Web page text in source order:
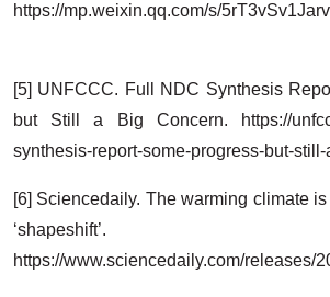
https://mp.weixin.qq.com/s/
[5] UNFCCC. Full NDC Synthesis
but Still a Big Concern. https://
synthesis-report-some-progress-but-
[6] Sciencedaily. The warming climate
‘shapeshift’.
https://www.sciencedaily.com/releases/